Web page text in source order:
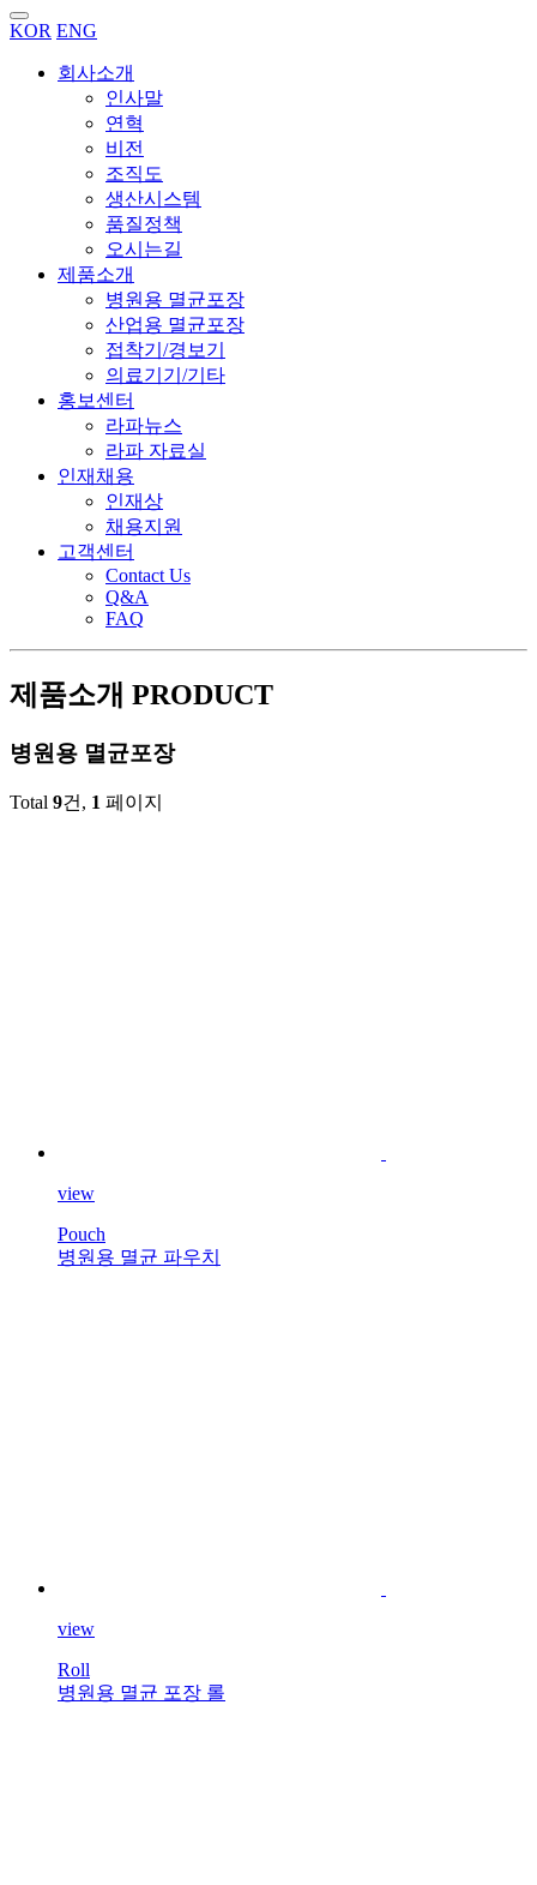
KOR ENG
회사소개
인사말
연혁
비전
조직도
생산시스템
품질정책
오시는길
제품소개
병원용 멸균포장
산업용 멸균포장
접착기/경보기
의료기기/기타
홍보센터
라파뉴스
라파 자료실
인재채용
인재상
채용지원
고객센터
Contact Us
Q&A
FAQ
제품소개 PRODUCT
병원용 멸균포장
Total 9건, 1 페이지
view
Pouch
병원용 멸균 파우치
view
Roll
병원용 멸균 포장 롤